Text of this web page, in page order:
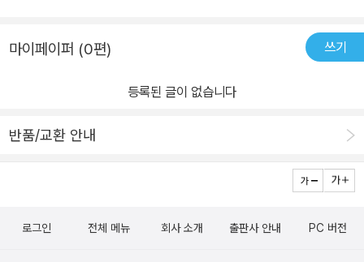
마이페이퍼 (0편) 쓰기
등록된 글이 없습니다
반품/교환 안내
로그인 전체 메뉴 회사 소개 출판사 안내 PC 버전